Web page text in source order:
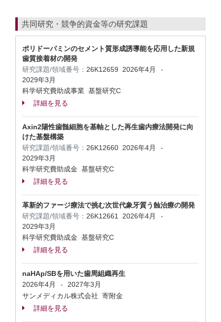
共同研究・競争的資金等の研究課題
ポリドーパミンのセメント質形成誘導能を応用した新規
歯質接着材の開発
研究課題/領域番号： 26K12659 2026年4月 -
2029年3月
科学研究費助成事業 基盤研究C
詳細を見る
Axin2陽性歯髄細胞を基軸とした再生歯内療法開発に向
けた基盤構築
研究課題/領域番号： 26K12660 2026年4月 -
2029年3月
科学研究費助成金 基盤研究C
詳細を見る
革新的ファージ療法で挑む次世代象牙質う蝕治療の開発
研究課題/領域番号： 26K12661 2026年4月 -
2029年3月
科学研究費助成金 基盤研究C
詳細を見る
naHAp/SBを用いた歯周組織再生
2026年4月
-
2027年3月
サンメディカル株式会社 寄附金
詳細を見る